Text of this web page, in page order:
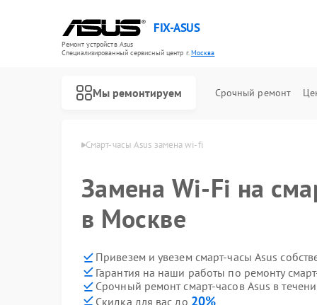
FIX-ASUS
Ремонт устройств Asus
Специализированный cервисный центр г.Москва
Мы ремонтируем Срочный ремонт
Смарт-часы Asus замена wi-fi
Замена Wi-Fi на
в Москве
Привезем и увезем смарт-часы Asus
Гарантия на наши работы по ремонту
Срочный ремонт смарт-часов Asus в
Скидка для вас до 20%